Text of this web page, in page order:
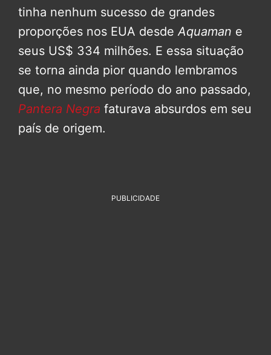
tinha nenhum sucesso de grandes
proporções nos EUA desdeAquaman e
seus US$ 334 milhões. E essa situação
se torna ainda pior quando lembramos
que, no mesmo período do ano passado,
Pantera Negra faturava absurdos em seu
país de origem.
PUBLICIDADE